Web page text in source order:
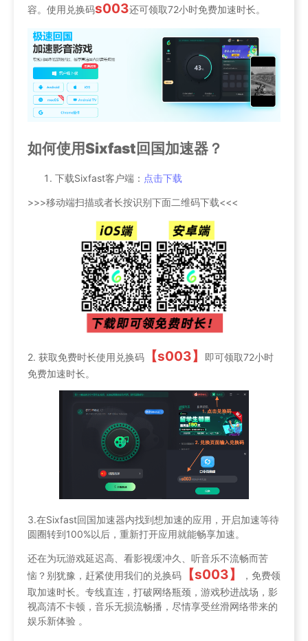
容。使用兑换码s003还可领取72小时免费加速时长。
如何使用Sixfast回国加速器？
下载Sixfast客户端： 点击下载
>>>移动端扫描或者长按识别下面二维码下载<<<
2. 获取免费时长使用兑换码 【s003】
即可领取72小时
免费加速时长。
3.在Sixfast回国加速器内找到想加速的应用，开启加速等待
圆圈转到100%以后，重新打开应用就能畅享加速。
还在为玩游戏延迟高、看影视缓冲久、听音乐不流畅而苦
恼？别犹豫，赶紧使用我们的兑换码
【s003】
，免费领
取加速时长。专线直连，打破网络瓶颈，游戏秒进战场，影
视高清不卡顿，音乐无损流畅播，尽情享受丝滑网络带来的
娱乐新体验 。